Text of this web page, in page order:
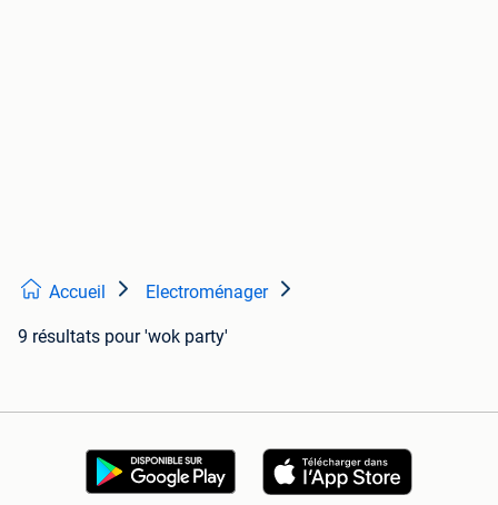
Accueil Electroménager
9 résultats pour 'wok party'